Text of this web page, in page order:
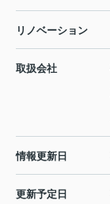
リノベーション
取扱会社
情報更新日
更新予定日